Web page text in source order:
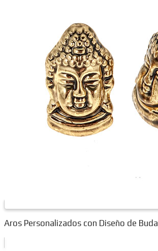
Aros Personalizados con Diseño de Buda